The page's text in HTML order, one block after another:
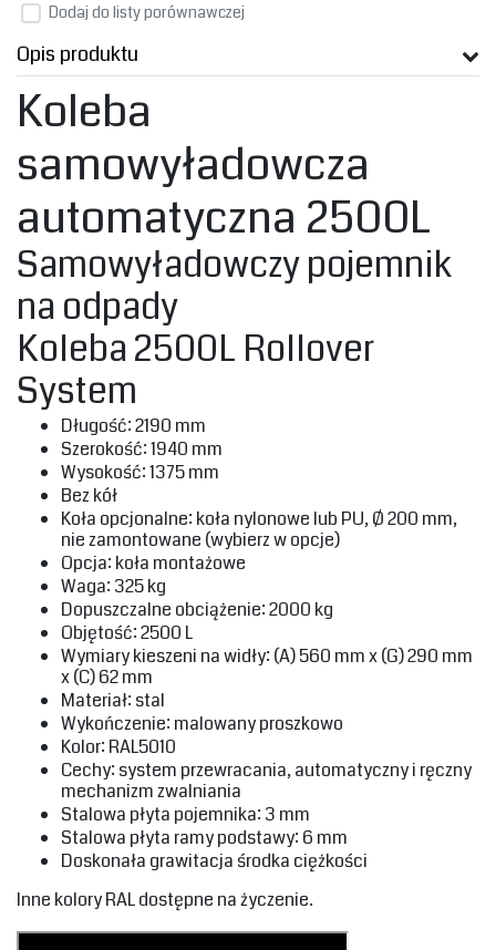
Dodaj do listy porównawczej
Opis produktu
Koleba
samowyładowcza
automatyczna 2500L
Samowyładowczy pojemnik
na odpady
Koleba 2500L Rollover
System
‎Długość: 2190 mm‎
‎Szerokość: 1940 mm‎
‎Wysokość: 1375 mm‎
‎Bez kół‎
‎Koła opcjonalne: koła nylonowe lub PU, Ø 200 mm,
nie zamontowane (wybierz w opcje)‎
‎Opcja: koła montażowe‎
‎Waga: 325 kg‎
‎Dopuszczalne obciążenie: 2000 kg‎
‎Objętość: 2500 L‎
‎Wymiary kieszeni na widły: (A) 560 mm x (G) 290 mm
x (C) 62 mm‎
‎Materiał: stal‎
‎Wykończenie: malowany proszkowo
‎Kolor: RAL5010‎
‎Cechy: system przewracania, automatyczny i ręczny
mechanizm zwalniania‎
‎Stalowa płyta pojemnika: 3 mm‎
‎Stalowa płyta ramy podstawy: 6 mm‎
‎Doskonała grawitacja środka ciężkości‎
‎Inne kolory RAL dostępne na życzenie. ‎